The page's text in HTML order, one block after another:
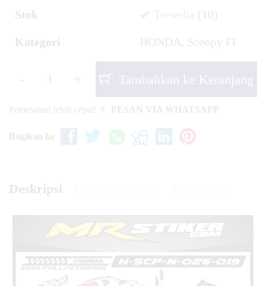
Stok Tersedia (10)
Kategori HONDA, Scoopy FI
Tambahkan ke Keranjang
Pemesanan lebih cepat! PESAN VIA WHATSAPP
Bagikan ke
Deskripsi